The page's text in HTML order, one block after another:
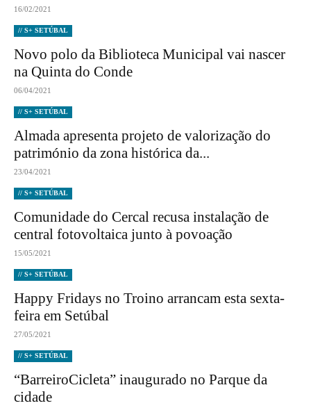
16/02/2021
// S+ SETÚBAL
Novo polo da Biblioteca Municipal vai nascer
na Quinta do Conde
06/04/2021
// S+ SETÚBAL
Almada apresenta projeto de valorização do
património da zona histórica da...
23/04/2021
// S+ SETÚBAL
Comunidade do Cercal recusa instalação de
central fotovoltaica junto à povoação
15/05/2021
// S+ SETÚBAL
Happy Fridays no Troino arrancam esta sexta-
feira em Setúbal
27/05/2021
// S+ SETÚBAL
“BarreiroCicleta” inaugurado no Parque da
cidade